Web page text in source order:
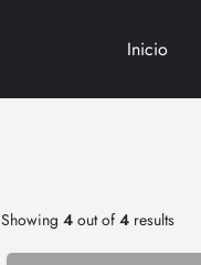
Inicio
Showing4 out of4 results